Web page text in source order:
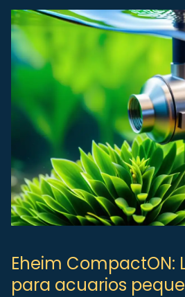
Eheim CompactON:
para acuarios